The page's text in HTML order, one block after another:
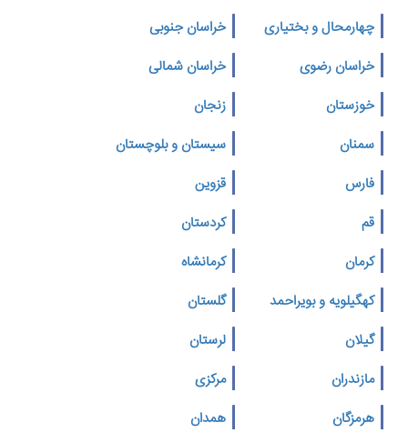
چهارمحال و بختیاری
خراسان جنوبی
خراسان رضوی
خراسان شمالی
خوزستان
زنجان
سمنان
سیستان و بلوچستان
فارس
قزوین
قم
کردستان
کرمان
کرمانشاه
کهگیلویه و بویراحمد
گلستان
گیلان
لرستان
مازندران
مرکزی
هرمزگان
همدان